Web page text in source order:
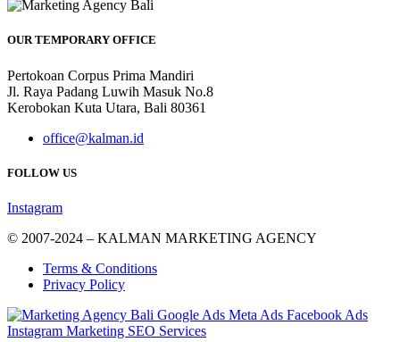
OUR TEMPORARY OFFICE
Pertokoan Corpus Prima Mandiri
Jl. Raya Padang Luwih Masuk No.8
Kerobokan Kuta Utara, Bali 80361
office@kalman.id
FOLLOW US
Instagram
© 2007-2024 – KALMAN MARKETING AGENCY
Terms & Conditions
Privacy Policy